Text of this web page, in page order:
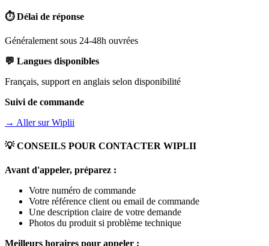
⏱️ Délai de réponse
Généralement sous 24-48h ouvrées
💬 Langues disponibles
Français, support en anglais selon disponibilité
Suivi de commande
→ Aller surWiplii
💡 CONSEILS POUR CONTACTER WIPLII
Avant d'appeler, préparez :
Votre numéro de commande
Votre référence client ou email de commande
Une description claire de votre demande
Photos du produit si problème technique
Meilleurs horaires pour appeler :